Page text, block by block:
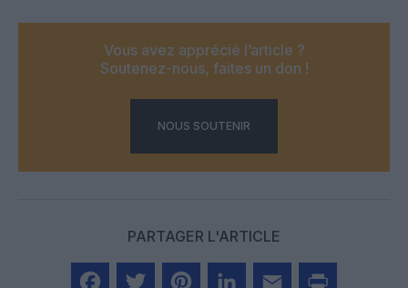
Vous avez apprécié l’article ?
Soutenez-nous, faites un don !
NOUS SOUTENIR
PARTAGER L'ARTICLE